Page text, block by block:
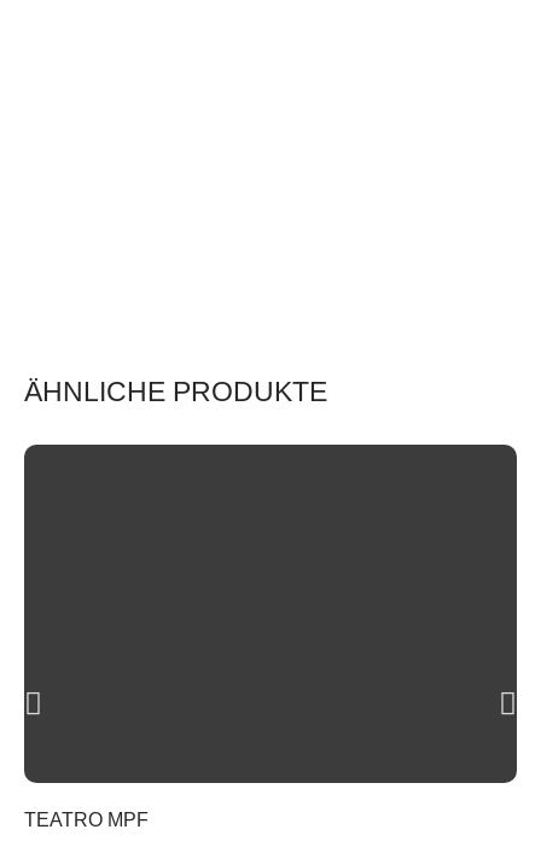
ÄHNLICHE PRODUKTE
TEATRO MPF